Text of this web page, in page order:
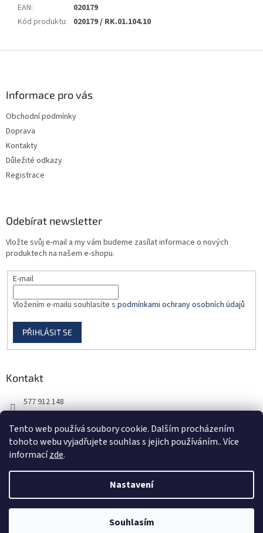
Tento web používá soubory cookie. Dalším procházením
tohoto webu vyjadřujete souhlas s jejich používáním.. Více
informacízde.
Nastavení
Souhlasím
EAN:
020179
Kód produktu: 020179 / RK.01.104.10
Informace pro vás
Obchodní podmínky
Doprava
Kontakty
Důležité odkazy
Registrace
Odebírat newsletter
Vložte svůj e-mail a my vám budeme zasílat informace o nových
produktech na našem e-shopu.
E-mail
Vložením e-mailu souhlasíte s podmínkami ochrany osobních údajů
PŘIHLÁSIT SE
Kontakt
577 912 148
Vytvořil Shoptet
DORBAS, s.r.o.. Všechna práva vyhrazena.